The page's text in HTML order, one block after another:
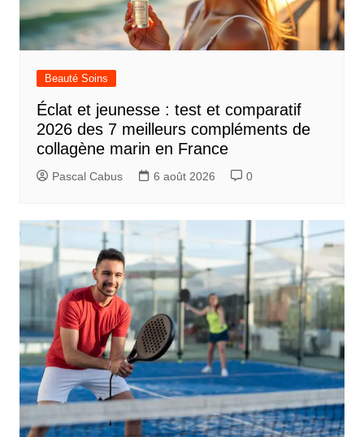
Beauté Soins
Éclat et jeunesse : test et comparatif
2026 des 7 meilleurs compléments de
collagène marin en France
Pascal Cabus 6 août 2026 0